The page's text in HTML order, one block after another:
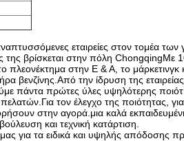
εταιρείες στον τομέα των
βρίσκεται στην πόλη ChongqingΜε
στην Ε & Α, το μάρκετινγκ
βενζίνης.Από την ίδρυση της
πάντα πρώτες ύλες υψηλότερης
τον έλεγχο της ποιότητας,
στην αγορά.μια καλά
και τεχνική κατάρτιση.
για τα ειδικά και υψηλής απόδοσης